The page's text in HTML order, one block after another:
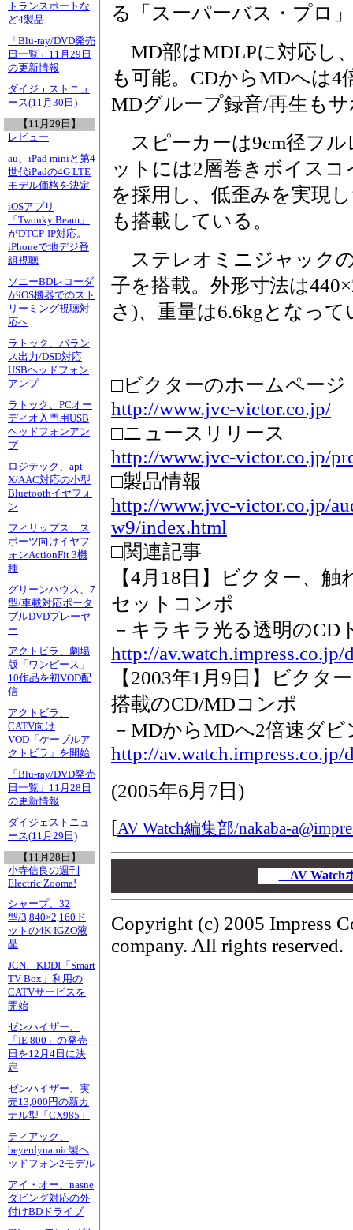
トランスポートな
ど4製品
「Blu-ray/DVD発売
日一覧」11月29日
の更新情報
ダイジェストニュ
ース(11月30日)
【11月29日】
レビュー
au、iPad miniと第4
世代iPadの4G LTE
モデル価格を決定
iOSアプリ
「Twonky Beam」
がDTCP-IP対応。
iPhoneで地デジ番
組視聴
ソニーBDレコーダ
がiOS機器でのスト
リーミング視聴対
応へ
ラトック、バラン
ス出力/DSD対応
USBヘッドフォン
アンプ
ラトック、PCオー
ディオ入門用USB
ヘッドフォンアン
プ
ロジテック、apt-
X/AAC対応の小型
Bluetoothイヤフォ
ン
フィリップス、ス
ポーツ向けイヤフ
ォンActionFit 3機
種
グリーンハウス、7
型/車載対応ポータ
ブルDVDプレーヤ
ー
アクトビラ、劇場
版「ワンピース」
10作品を初VOD配
信
アクトビラ、
CATV向け
VOD「ケーブルア
クトビラ」を開始
「Blu-ray/DVD発売
日一覧」11月28日
の更新情報
ダイジェストニュ
ース(11月29日)
【11月28日】
小寺信良の週刊
Electric Zooma!
シャープ、32
型/3,840×2,160ド
ットの4K IGZO液
晶
JCN、KDDI「Smart
TV Box」利用の
CATVサービスを
開始
ゼンハイザー、
「IE 800」の発売
日を12月4日に決
定
ゼンハイザー、実
売13,000円の新カ
ナル型「CX985」
ティアック、
beyerdynamic製ヘ
ッドフォン2モデル
アイ・オー、nasne
ダビング対応の外
付けBDドライブ
る「スーパーバス・プロ
MD部はMDLPに対応し
も可能。CDからMDへは
MDグループ録音/再生も
スピーカーは9cm径フ
ットには2層巻きボイス
を採用し、低歪みを実現
も搭載している。
ステレオミニジャック
子を搭載。外形寸法は
さ)、重量は6.6kgとなって
□ビクターのホームページ
http://www.jvc-victor.co.jp/
□ニュースリリース
http://www.jvc-victor.co.jp/
□製品情報
http://www.jvc-victor.co.jp/
w9/index.html
□関連記事
【4月18日】ビクター、
セットコンポ
－キラキラ光る透明のCD
http://
【2003年1月9日】ビクタ
搭載のCD/MDコンポ
－MDからMDへ2倍速ダ
http://
(2005年6月7日 )
[AV Watch編集部/nakaba-
AV Watch
Copyright (c) 2005 Impress
company. All rights reserved.